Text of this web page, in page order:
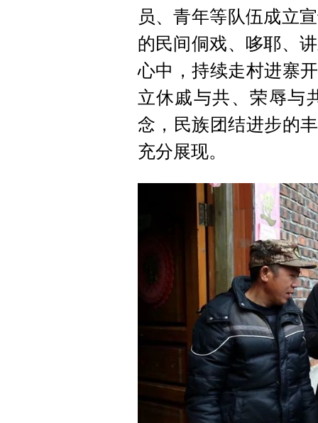
员、青年等队伍成立
的民间侗戏、哆耶、
心中，持续走村进寨
立休戚与共、荣辱与
念，民族团结进步的
充分展现。